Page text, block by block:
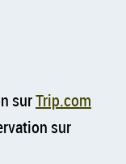
surTrip.com
sur